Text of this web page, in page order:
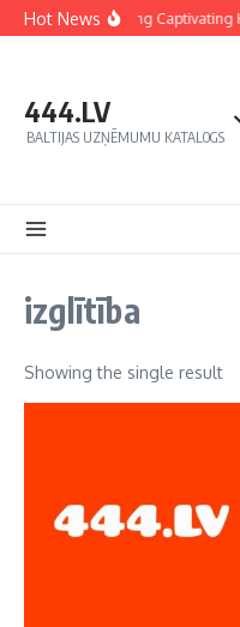
Hot NewsCrafting Captivating
444.LV
BALTIJAS UZŅĒMUMU KATALOGS
izglītība
Showing the single result